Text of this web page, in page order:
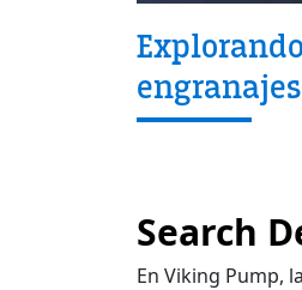
engranajes
Search
En Viking Pump,